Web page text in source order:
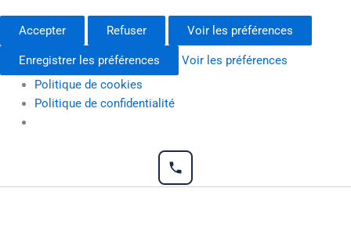
Accepter Refuser Voir les préférences
Enregistrer les préférences
Voir les préférences
Politique de cookies
Politique de confidentialité